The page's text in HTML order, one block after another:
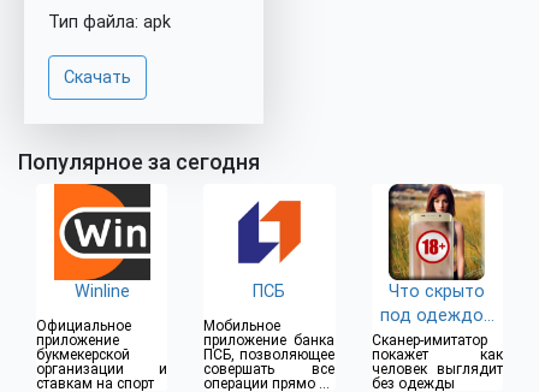
Тип файла: apk
Скачать
Популярное за сегодня
Winline
Официальное
приложение
букмекерской
организации и
ставкам на спорт
ПСБ
Мобильное
приложение банка
ПСБ, позволяющее
совершать все
операции прямо из
Что скрыто
под одеждой
(18+)
Сканер-имитатор
покажет как
человек выглядит
без одежды